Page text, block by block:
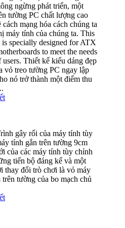
ngừng phát triển, một
tường PC chất lượng cao
mạng hóa cách chúng ta
máy tính của chúng ta. This
specially designed for ATX
to meet the needs
Thiết kế kiểu dáng đẹp
vỏ treo tường PC ngay lập
nó trở thành một điểm thu
gây rối của máy tính tùy
tính gắn trên tường 9cm
của các máy tính tùy chỉnh
tiến bộ đáng kể và một
thay đổi trò chơi là vỏ máy
tường của bo mạch chủ